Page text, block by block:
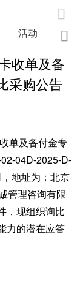

活动 业

收单及备
采购公告
单及备付金专
04D-2025-D-
地址为：北京
管理咨询有限
，现组织询比
力的潜在应答